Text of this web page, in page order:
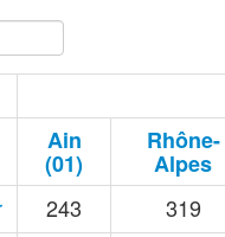
Ain
(01)
Rhône-
Alpes
243 319